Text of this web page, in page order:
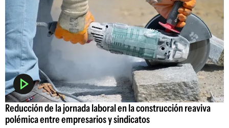
Reducción de la jornada laboral en la construcción reaviva
polémica entre empresarios y sindicatos